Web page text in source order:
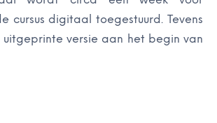
cursus digitaal toegestuurd. Tevens
uitgeprinte versie aan het begin van